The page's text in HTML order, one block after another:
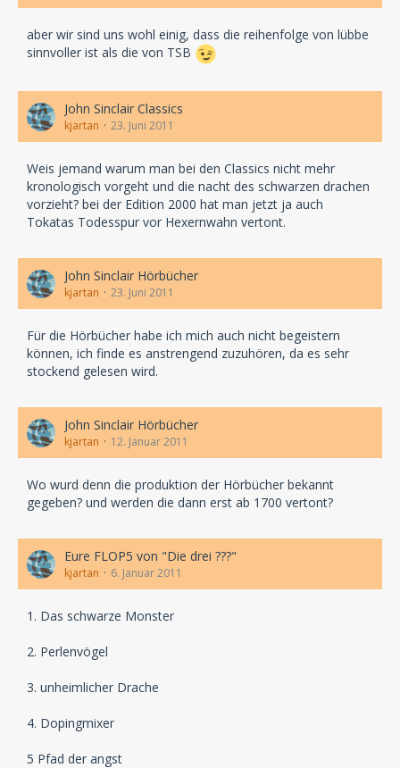
aber wir sind uns wohl einig, dass die reihenfolge von lübbe
sinnvoller ist als die von TSB
John Sinclair Classics
kjartan 23. Juni 2011
Weis jemand warum man bei den Classics nicht mehr
kronologisch vorgeht und die nacht des schwarzen drachen
vorzieht? bei der Edition 2000 hat man jetzt ja auch
Tokatas Todesspur vor Hexernwahn vertont.
John Sinclair Hörbücher
kjartan 23. Juni 2011
Für die Hörbücher habe ich mich auch nicht begeistern
können, ich finde es anstrengend zuzuhören, da es sehr
stockend gelesen wird.
John Sinclair Hörbücher
kjartan 12. Januar 2011
Wo wurd denn die produktion der Hörbücher bekannt
gegeben? und werden die dann erst ab 1700 vertont?
Eure FLOP5 von "Die drei ???"
kjartan 6. Januar 2011
1. Das schwarze Monster
2. Perlenvögel
3. unheimlicher Drache
4. Dopingmixer
5 Pfad der angst